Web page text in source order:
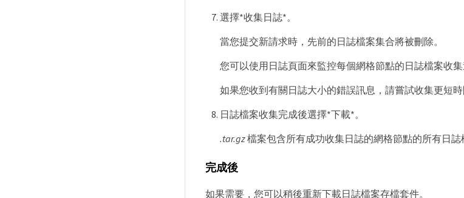
選擇*收集日誌*。
當您提交新請求時，先前的日誌檔案集合將被刪除。
您可以使用日誌頁面來監控每個網格節點的日誌檔案收集
如果您收到有關日誌大小的錯誤訊息，請嘗試收集更短時
日誌檔案收集完成後選擇*下載*。
.tar.gz檔案包含所有成功收集日誌的網格節點的所有日
完成後
如果需要，您可以稍後重新下載日誌檔案存檔套件。